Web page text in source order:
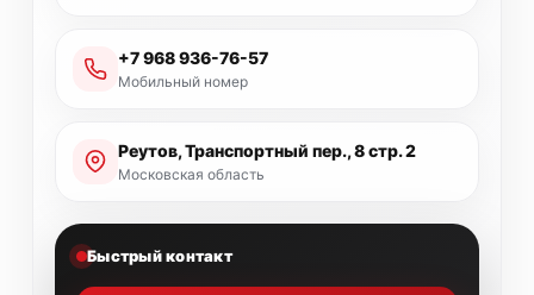
+7 968 936-76-57
Мобильный номер
Реутов, Транспортный пер., 8 стр. 2
Московская область
Быстрый контакт